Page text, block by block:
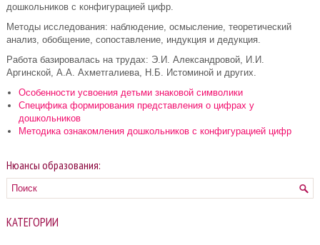
дошкольников с конфигурацией цифр.
Методы исследования: наблюдение, осмысление, теоретический
анализ, обобщение, сопоставление, индукция и дедукция.
Работа базировалась на трудах: Э.И. Александровой, И.И.
Аргинской, А.А. Ахметгалиева, Н.Б. Истоминой и других.
Особенности усвоения детьми знаковой символики
Специфика формирования представления о цифрах у
дошкольников
Методика ознакомления дошкольников с конфигурацией цифр
Нюансы образования:
КАТЕГОРИИ